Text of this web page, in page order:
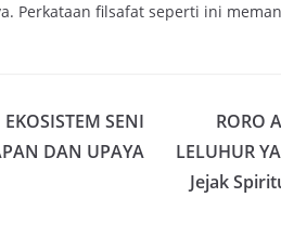
Perkataan filsafat seperti ini
SENI
DAN UPAYA
RORO
LELUHUR
Jejak